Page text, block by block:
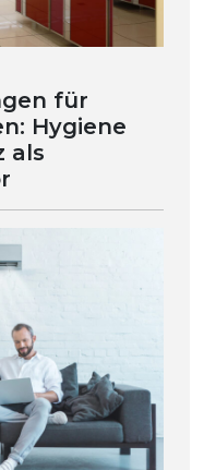
für
Hygiene
als